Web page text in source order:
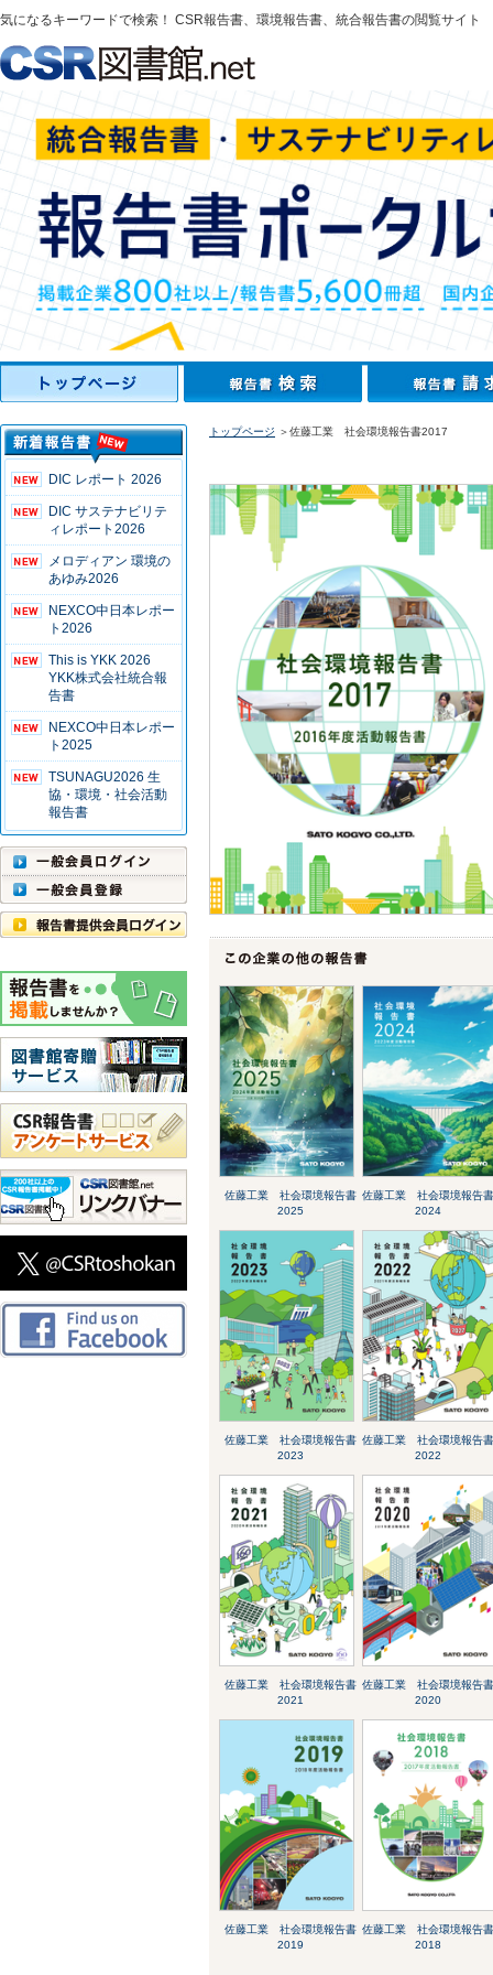
気になるキーワードで検索！ CSR報告書、環境報告書、統合報告書の閲覧サイト
DIC レポート 2026
DIC サステナビリテ
ィレポート2026
メロディアン 環境の
あゆみ2026
NEXCO中日本レポー
ト2026
This is YKK 2026
YKK株式会社統合報
告書
NEXCO中日本レポー
ト2025
TSUNAGU2026 生
協・環境・社会活動
報告書
トップページ ＞佐藤工業 社会環境報告書2017
佐藤工業 社会環境報告書
2025
佐藤工業 社会環境報告
2024
佐藤工業 社会環境報告書
2023
佐藤工業 社会環境報告
2022
佐藤工業 社会環境報告書
2021
佐藤工業 社会環境報告
2020
佐藤工業 社会環境報告書
2019
佐藤工業 社会環境報告
2018